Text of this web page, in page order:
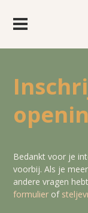
Bedankt voor je
voorbij. Als je
andere vragen
formulier of